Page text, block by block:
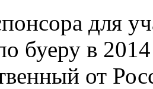
для
буеру в
от